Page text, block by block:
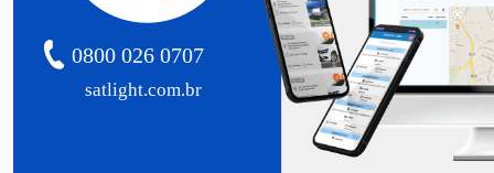
satlight.com.br
0800 026 0707